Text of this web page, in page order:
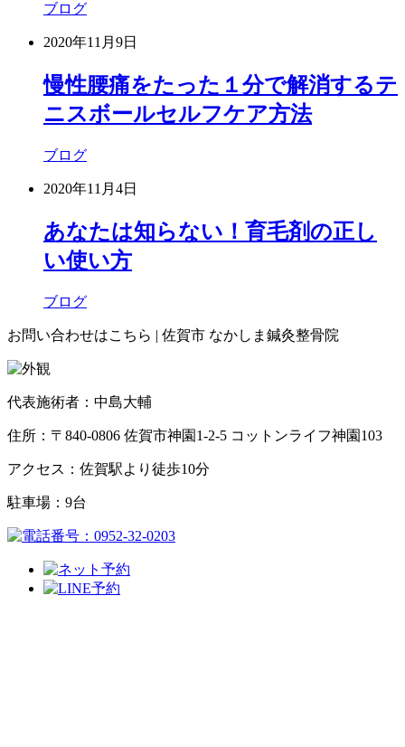
ブログ
2020年11月9日
慢性腰痛をたった１分で解消するテ
ニスボールセルフケア方法
ブログ
2020年11月4日
あなたは知らない！育毛剤の正し
い使い方
ブログ
お問い合わせはこちら | 佐賀市 なかしま鍼灸整骨院
代表施術者：中島大輔
住所：〒840-0806 佐賀市神園1-2-5 コットンライフ神園103
アクセス：佐賀駅より徒歩10分
駐車場：9台